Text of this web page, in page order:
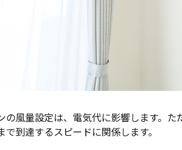
設定温度まで短時間で到達しやすい
設定温度到達後は風量を自動で抑える
メーカー実験でも自動の方が消費電力
エアコンの電気代を計算する方法
消費電力の確認方法
の風量設定は、電気代に影響します。
で到達するスピードに関係します。